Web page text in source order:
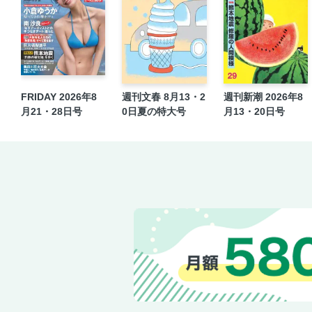
FRIDAY 2026年8
月21・28日号
週刊文春 8月13・2
0日夏の特大号
週刊新潮 2026年8
月13・20日号